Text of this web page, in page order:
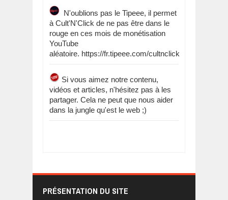
N'oublions pas le Tipeee, il permet
à Cult'N'Click de ne pas être dans le
rouge en ces mois de monétisation
YouTube
aléatoire. https://fr.tipeee.com/cultnclick
Si vous aimez notre contenu,
vidéos et articles, n'hésitez pas à les
partager. Cela ne peut que nous aider
dans la jungle qu'est le web ;)
PRÉSENTATION DU SITE